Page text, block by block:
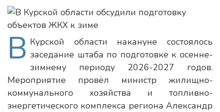
В Курской области накануне состоялось
заседание штаба по подготовке к осенне-
зимнему периоду 2026-2027 годов.
Мероприятие провёл министр жилищно-
коммунального хозяйства и топливно-
энергетического комплекса региона Александр